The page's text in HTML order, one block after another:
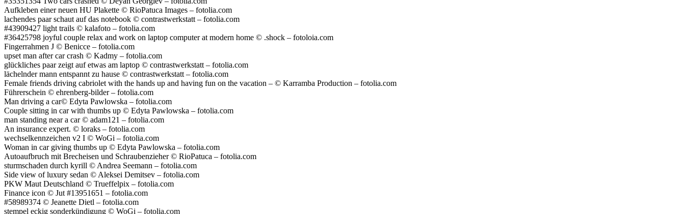
Aufkleben einer neuen HU Plakette © RioPatuca Images – fotolia.com
lachendes paar schaut auf das notebook © contrastwerkstatt – fotolia.com
#43909427 light trails © kalafoto – fotolia.com
#36425798 joyful couple relax and work on laptop computer at modern home © .shock – fotoloia.com
Fingerrahmen J © Benicce – fotolia.com
upset man after car crash © Kadmy – fotolia.com
glückliches paar zeigt auf etwas am laptop © contrastwerkstatt – fotolia.com
lächelnder mann entspannt zu hause © contrastwerkstatt – fotolia.com
Female friends driving cabriolet with the hands up and having fun on the vacation – © Karramba Production – fotolia.com
Führerschein © ehrenberg-bilder – fotolia.com
Man driving a car© Edyta Pawlowska – fotolia.com
Couple sitting in car with thumbs up © Edyta Pawlowska – fotolia.com
man standing near a car © adam121 – fotolia.com
An insurance expert. © loraks – fotolia.com
wechselkennzeichen v2 I © WoGi – fotolia.com
Woman in car giving thumbs up © Edyta Pawlowska – fotolia.com
Autoaufbruch mit Brecheisen und Schraubenzieher © RioPatuca – fotolia.com
sturmschaden durch kyrill © Andrea Seemann – fotolia.com
Side view of luxury sedan © Aleksei Demitsev – fotolia.com
PKW Maut Deutschland © Trueffelpix – fotolia.com
Finance icon © Jut #13951651 – fotolia.com
#58989374 © Jeanette Dietl – fotolia.com
stempel eckig sonderkündigung © WoGi – fotolia.com